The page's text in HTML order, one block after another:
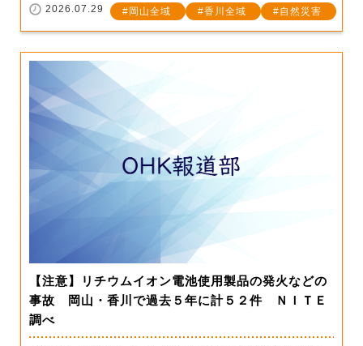
2026.07.29 岡山全域 香川全域 自然災害
【注意】リチウムイオン電池使用製品の発火などの
事故 岡山・香川で過去５年に計５２件 ＮＩＴＥ
調べ